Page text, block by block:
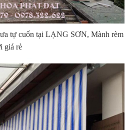
tự cuốn tại LẠNG SƠN, Mành rèm
giá rẻ